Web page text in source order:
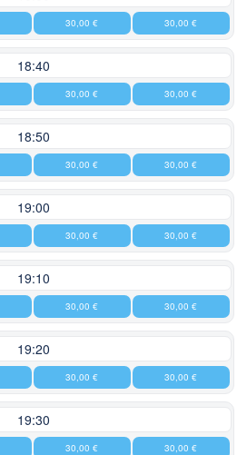
30,00 € 30,00 €
18:40
30,00 € 30,00 €
18:50
30,00 € 30,00 €
19:00
30,00 € 30,00 €
19:10
30,00 € 30,00 €
19:20
30,00 € 30,00 €
19:30
30,00 € 30,00 €